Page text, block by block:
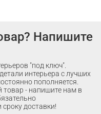
Напишите
"под ключ".
интерьера с лучших
пополняется.
товар - напишите нам в
доставки!